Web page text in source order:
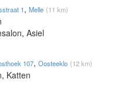
1, Melle (11 km)
Asiel
107, Oosteeklo (12 km)
Katten